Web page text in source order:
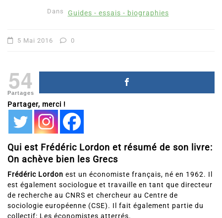
Dans Guides - essais - biographies
5 Mai 2016 0
54
Partages
Partager, merci !
Qui est Frédéric Lordon et résumé de son livre:
On achève bien les Grecs
Frédéric Lordon est un économiste français, né en 1962. Il
est également sociologue et travaille en tant que directeur
de recherche au CNRS et chercheur au Centre de
sociologie européenne (CSE). Il fait également partie du
collectif: Les économistes atterrés.